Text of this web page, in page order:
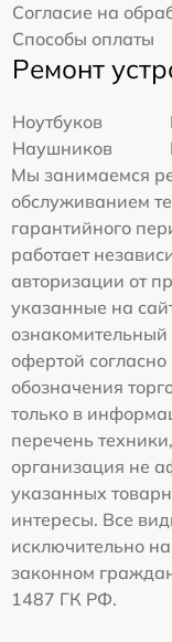
Согласие на
Способы оплаты
Ремонт
Ноутбуков
Наушников
Мы занимаемся
обслуживанием
гарантийного
работает
авторизации от
указанные на
офертой
обозначения
только в
перечень
организация не
указанных
интересы. Все
исключительно
законном
1487 ГК РФ.